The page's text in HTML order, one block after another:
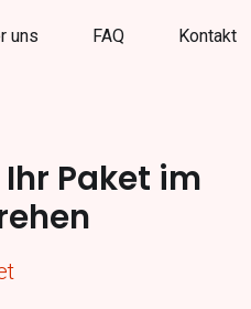
uns FAQ Kontakt
Paket im